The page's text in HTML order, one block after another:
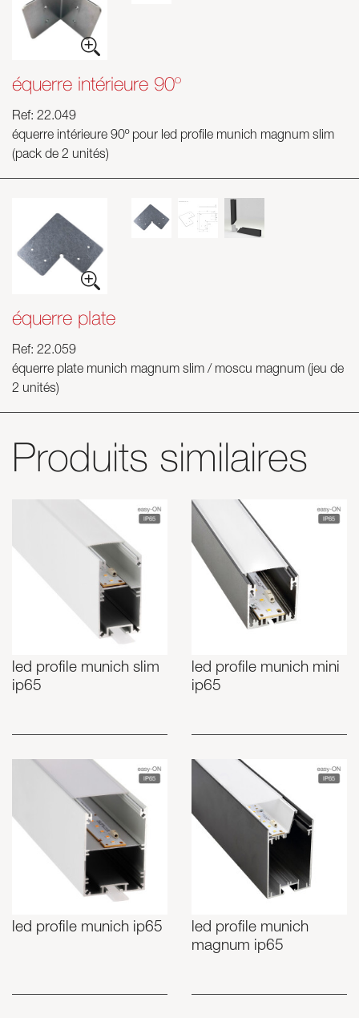
équerre intérieure 90º
Ref: 22.049
équerre intérieure 90º pour led profile munich magnum slim
(pack de 2 unités)
équerre plate
Ref: 22.059
équerre plate munich magnum slim / moscu magnum (jeu de
2 unités)
Produits similaires
led profile munich slim
ip65
led profile munich mini
ip65
led profile munich ip65
led profile munich
magnum ip65